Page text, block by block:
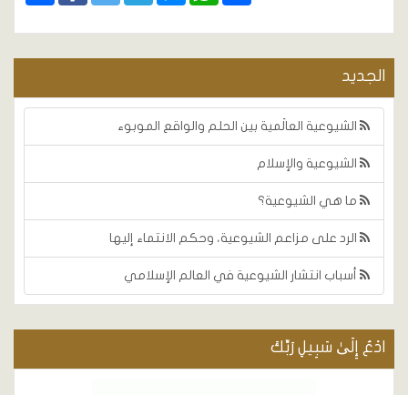
الجديد
الشيوعية العالَمية بين الحلم والواقع الموبوء
الشيوعية والإسلام
ما هي الشيوعية؟
الرد على مزاعم الشيوعية، وحكم الانتماء إليها
أسباب انتشار الشيوعية في العالم الإسلامي
ادْعُ إِلَىٰ سَبِيلِ رَبِّكَ